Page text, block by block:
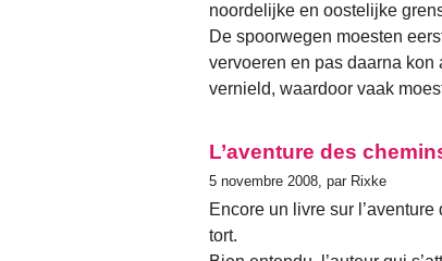
noordelijke en oostelijke
De spoorwegen moesten
vervoeren en pas daarna
vernield, waardoor vaak
L’aventure des
5 novembre 2008, par Rixke
Encore un livre sur
tort.